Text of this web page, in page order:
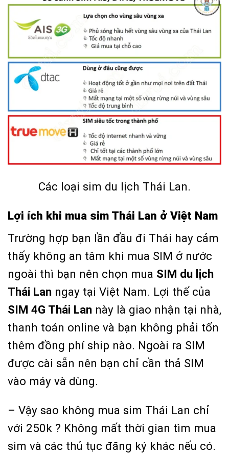
Các loại sim du lịch Thái Lan.
Lợi ích khi mua sim Thái Lan ở Việt Nam
Trường hợp bạn lần đầu đi Thái hay cảm
thấy không an tâm khi mua SIM ở nước
ngoài thì bạn nên chọn mua SIM du lịch
Thái Lan ngay tại Việt Nam. Lợi thế của
SIM 4G Thái Lan này là giao nhận tại nhà,
thanh toán online và bạn không phải tốn
thêm đồng phí ship nào. Ngoài ra SIM
được cài sẵn nên bạn chỉ cần thả SIM
vào máy và dùng.
– Vậy sao không mua sim Thái Lan chỉ
với 250k ? Không mất thời gian tìm mua
sim và các thủ tục đăng ký khác nếu có.